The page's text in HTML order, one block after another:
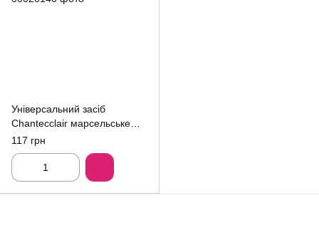
Універсальний засіб
Chantecclair марсельське
мило дозарядка 600мл
117 грн